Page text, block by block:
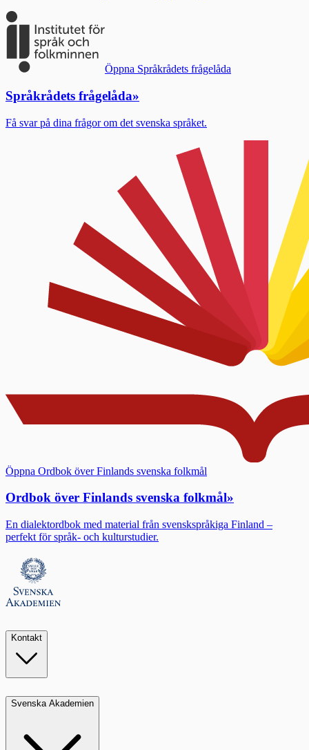
Öppna Språkrådets frågelåda
Språkrådets frågelåda»
Få svar på dina frågor om det svenska språket.
Öppna Ordbok över Finlands svenska folkmål
Ordbok över Finlands svenska folkmål»
En dialektordbok med material från svenskspråkiga Finland –
perfekt för språk- och kulturstudier.
Kontakt
Svenska Akademien